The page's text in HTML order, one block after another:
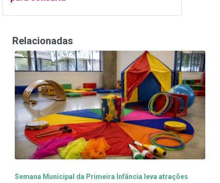
Relacionadas
Semana Municipal da Primeira Infância leva atrações